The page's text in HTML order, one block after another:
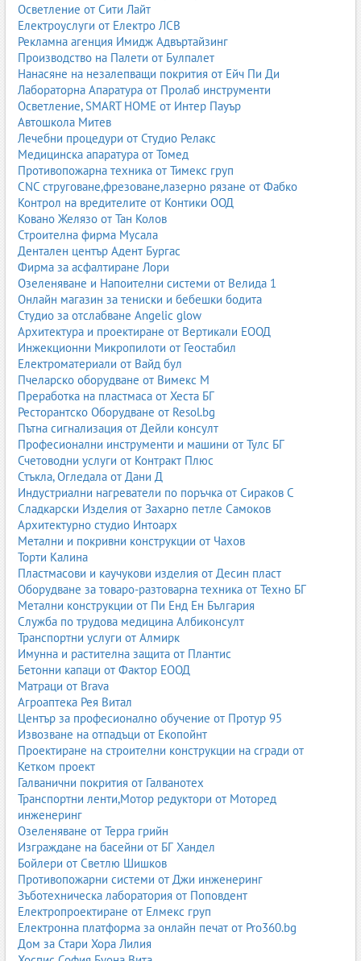
Осветление от Сити Лайт
Електроуслуги от Електро ЛСВ
Рекламна агенция Имидж Адвъртайзинг
Производство на Палети от Булпалет
Нанасяне на незалепващи покрития от Ейч Пи Ди
Лабораторна Апаратура от Пролаб инструменти
Осветление, SMART HOME от Интер Пауър
Автошкола Митев
Лечебни процедури от Студио Релакс
Медицинска апаратура от Томед
Противопожарна техника от Тимекс груп
CNC струговане,фрезоване,лазерно рязане от Фабко
Контрол на вредителите от Контики ООД
Ковано Желязо от Тан Колов
Строителна фирма Мусала
Дентален център Адент Бургас
Фирма за асфалтиране Лори
Озеленяване и Напоителни системи от Велида 1
Онлайн магазин за тениски и бебешки бодита
Студио за отслабване Angelic glow
Архитектура и проектиране от Вертикали ЕООД
Инжекционни Микропилоти от Геостабил
Електроматериали от Вайд бул
Пчеларско оборудване от Вимекс М
Преработка на пластмаса от Хеста БГ
Ресторантско Оборудване от Resol.bg
Пътна сигнализация от Дейли консулт
Професионални инструменти и машини от Тулс БГ
Счетоводни услуги от Контракт Плюс
Стъкла, Огледала от Дани Д
Индустриални нагреватели по поръчка от Сираков С
Сладкарски Изделия от Захарно петле Самоков
Архитектурно студио Интоарх
Метални и покривни конструкции от Чахов
Торти Калина
Пластмасови и каучукови изделия от Десин пласт
Оборудване за товаро-разтоварна техника от Техно БГ
Метални конструкции от Пи Енд Ен България
Служба по трудова медицина Албиконсулт
Транспортни услуги от Алмирк
Имунна и растителна защита от Плантис
Бетонни капаци от Фактор ЕООД
Матраци от Brava
Агроаптека Рея Витал
Център за професионално обучение от Протур 95
Извозване на отпадъци от Екопойнт
Проектиране на строителни конструкции на сгради от
Кетком проект
Галванични покрития от Галванотех
Транспортни ленти,Мотор редуктори от Моторед
инженеринг
Озеленяване от Терра грийн
Изграждане на басейни от БГ Хандел
Бойлери от Светлю Шишков
Противопожарни системи от Джи инженеринг
Зъботехническа лаборатория от Поповдент
Електропроектиране от Елмекс груп
Електронна платформа за онлайн печат от Pro360.bg
Дом за Стари Хора Лилия